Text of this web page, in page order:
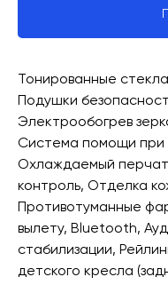
Тонированные
Подушки
Электрообогрев
Система помощи при
Охлаждаемый
контроль, Отделка
Противотуманные
вылету, Bluetooth,
стабилизации,
детского кресла